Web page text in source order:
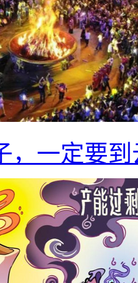
，一定要